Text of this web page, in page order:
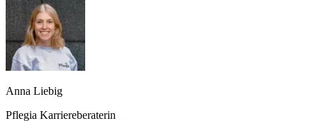
Anna Liebig
Pflegia Karriereberaterin